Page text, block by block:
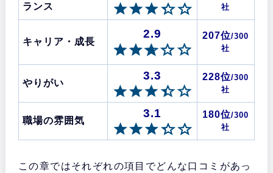
ランス
社
キャリア・成長
2.9 207位/300
社
やりがい
3.3 228位/300
社
職場の雰囲気
3.1 180位/300
社
この章ではそれぞれの項目でどんな口コミがあっ